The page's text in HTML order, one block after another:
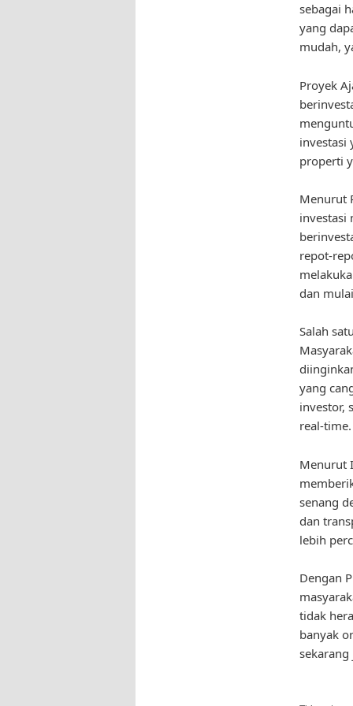
sebagai
yang
mudah,
Proyek
investasi
properti
Menurut
investasi
repot-
dan
Salah
yang
investor,
real-time.
Menurut
senang
dan
lebih
Dengan
tidak
banyak
sekarang